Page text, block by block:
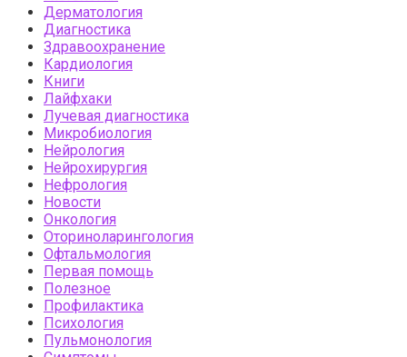
Дерматология
Диагностика
Здравоохранение
Кардиология
Книги
Лайфхаки
Лучевая диагностика
Микробиология
Нейрология
Нейрохирургия
Нефрология
Новости
Онкология
Оториноларингология
Офтальмология
Первая помощь
Полезное
Профилактика
Психология
Пульмонология